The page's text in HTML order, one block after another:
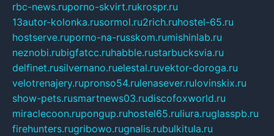
rbc-news.ruporno-skvirt.rukrospr.ru
13autor-kolonka.rusormol.ru2rich.ruhostel-65.ru
hostserve.ruporno-na-russkom.rumishinlab.ru
neznobi.rubigfatcc.ruhabble.rustarbucksvia.ru
delfinet.rusilvernano.ruelestal.ruvektor-doroga.ru
velotrenajery.rupronso54.rulenasever.rulovinskix.ru
show-pets.rusmartnews03.rudiscofoxworld.ru
miraclecoon.rupongup.ruhostel65.ruliura.ruglasspb.ru
firehunters.rugribowo.rugnalis.rubulkitula.ru